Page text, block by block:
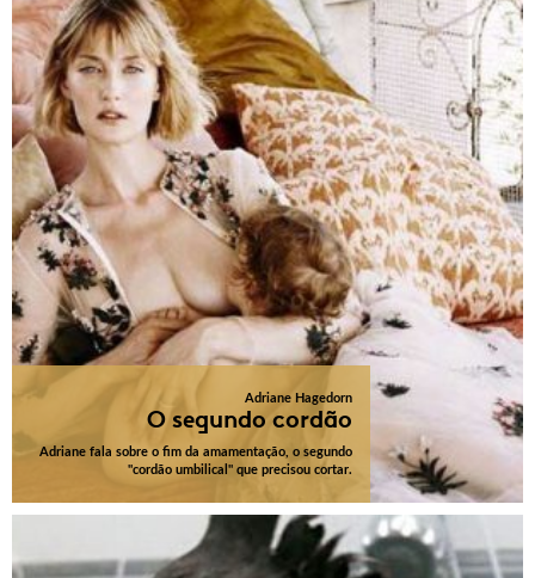
Adriane Hagedorn
O segundo cordão
Adriane fala sobre o fim da amamentação, o segundo
"cordão umbilical" que precisou cortar.